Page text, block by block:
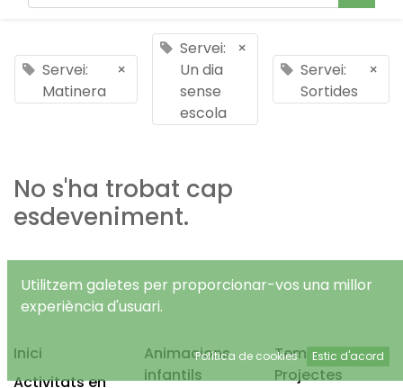
Servei:
Matinera
×
Servei:
Un dia
sense
escola
×
Servei:
Sortides
×
No s'ha trobat cap
esdeveniment.
Inici
Activitats en
Animacions
infantils
Temps Lliure
Projectes
Utilitzem galetes per proporcionar-vos una millor
experiència d'usuari.
Política de cookies Estic d'acord